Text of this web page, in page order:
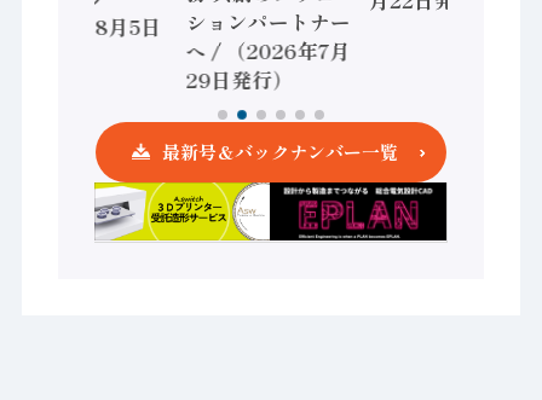
（2026年8月5日
ションパートナー
へ / （2026年7月
29日発行）
最新号＆バックナンバー一覧